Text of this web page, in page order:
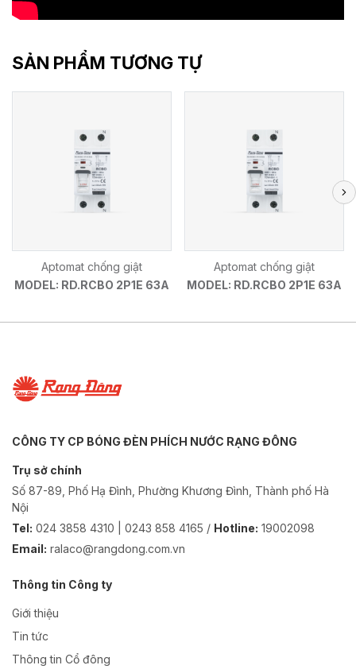
SẢN PHẨM TƯƠNG TỰ
Aptomat chống giật
MODEL: RD.RCBO 2P1E 63A
Aptomat chống giật
MODEL: RD.RCBO 2P1E 63A
CÔNG TY CP BÓNG ĐÈN PHÍCH NƯỚC RẠNG ĐÔNG
Trụ sở chính
Số 87-89, Phố Hạ Đình, Phường Khương Đình, Thành phố Hà
Nội
Tel: 024 3858 4310 | 0243 858 4165 / Hotline: 19002098
Email: ralaco@rangdong.com.vn
Thông tin Công ty
Giới thiệu
Tin tức
Thông tin Cổ đông